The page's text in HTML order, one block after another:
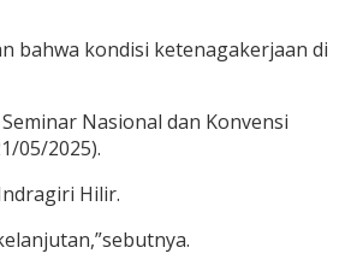
bahwa kondisi ketenagakerjaan di
Nasional dan Konvensi
05/2025).
Hilir.